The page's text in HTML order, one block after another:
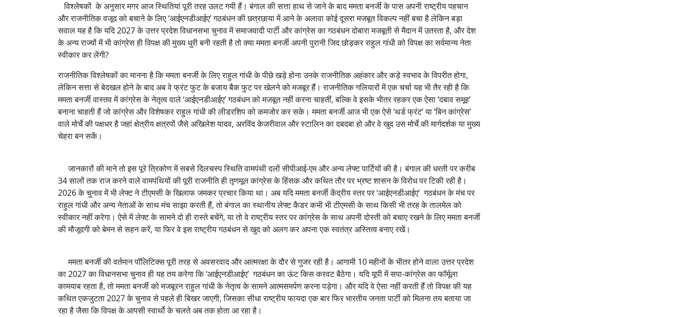
विश्लेषकों के अनुसार मगर आज स्थितियां पूरी तरह उलट गयी हैं। बंगाल की सत्ता हाथ से जाने के बाद ममता बनर्जी के पास अपनी राष्ट्रीय पहचान
और राजनीतिक वजूद को बचाने के लिए ‘आईएनडीआईए’ गठबंधन की छत्रछाया में आने के अलावा कोई दूसरा मजबूत विकल्प नहीं बचा है लेकिन बड़ा
सवाल यह है कि यदि 2027 के उत्तर प्रदेश विधानसभा चुनाव में समाजवादी पार्टी और कांग्रेस का गठबंधन दोबारा मजबूती से मैदान में उतरता है, और देश
के अन्य राज्यों में भी कांग्रेस ही विपक्ष की मुख्य धुरी बनी रहती है तो क्या ममता बनर्जी अपनी पुरानी जिद छोड़कर राहुल गांधी को विपक्ष का सर्वमान्य नेता
स्वीकार कर लेंगी?
राजनीतिक विश्लेषकों का मानना है कि ममता बनर्जी के लिए राहुल गांधी के पीछे खड़े होना उनके राजनीतिक अहंकार और कड़े स्वभाव के विपरीत होगा,
लेकिन सत्ता से बेदखल होने के बाद अब वे फ्रंट फुट के बजाय बैक फुट पर खेलने को मजबूर हैं। राजनीतिक गलियारों में एक चर्चा यह भी तैर रही है कि
ममता बनर्जी वास्तव में कांग्रेस के नेतृत्व वाले ‘आईएनडीआईए’ गठबंधन को मजबूत नहीं करना चाहतीं, बल्कि वे इसके भीतर रहकर एक ऐसा ‘दबाव समूह’
बनाना चाहती हैं जो कांग्रेस और विशेषकर राहुल गांधी की लीडरशिप को कमजोर कर सके। ममता बनर्जी आज भी एक ऐसे ‘थर्ड फ्रंट’ या ‘बिन कांग्रेस’
वाले मोर्चे की पक्षधर है जहां क्षेत्रीय क्षत्रपों जैसे अखिलेश यादव, अरविंद केजरीवाल और स्टालिन का दबदबा हो और वे खुद उस मोर्चे की मार्गदर्शक या मुख्य
चेहरा बन सकें।
जानकारों की माने तो इस पूरे त्रिकोण में सबसे दिलचस्प स्थिति वामपंथी दलों सीपीआई-एम और अन्य लेफ्ट पार्टियों की है। बंगाल की धरती पर करीब
34 सालों तक राज करने वाले वामपंथियों की पूरी राजनीति ही तृणमूल कांग्रेस के हिंसक और कथित तौर पर भ्रष्ट शासन के विरोध पर टिकी रही है।
2026 के चुनाव में भी लेफ्ट ने टीएमसी के खिलाफ जमकर प्रचार किया था। अब यदि ममता बनर्जी केंद्रीय स्तर पर ‘आईएनडीआईए’ गठबंधन के मंच पर
राहुल गांधी और अन्य नेताओं के साथ मंच साझा करती हैं, तो बंगाल का स्थानीय लेफ्ट कैडर कभी भी टीएमसी के साथ किसी भी तरह के तालमेल को
स्वीकार नहीं करेगा। ऐसे में लेफ्ट के सामने दो ही रास्ते बचेंगे, या तो वे राष्ट्रीय स्तर पर कांग्रेस के साथ अपनी दोस्ती को बचाए रखने के लिए ममता बनर्जी
की मौजूदगी को बेमन से सहन करें, या फिर वे इस राष्ट्रीय गठबंधन से खुद को अलग कर अपना एक स्वतंत्र अस्तित्व बनाए रखें।
ममता बनर्जी की वर्तमान पॉलिटिक्स पूरी तरह से अवसरवाद और आत्मरक्षा के दौर से गुजर रही है। आगामी 10 महीनों के भीतर होने वाला उत्तर प्रदेश
का 2027 का विधानसभा चुनाव ही यह तय करेगा कि ‘आईएनडीआईए’ गठबंधन का ऊंट किस करवट बैठेगा। यदि यूपी में सपा-कांग्रेस का फॉर्मूला
कामयाब रहता है, तो ममता बनर्जी को मजबूरन राहुल गांधी के नेतृत्व के सामने आत्मसमर्पण करना पड़ेगा। और यदि वे ऐसा नहीं करती हैं तो विपक्ष की यह
कथित एकजुटता 2027 के चुनाव से पहले ही बिखर जाएगी, जिसका सीधा राष्ट्रीय फायदा एक बार फिर भारतीय जनता पार्टी को मिलना तय बताया जा
रहा है जैसा कि विपक्ष के आपसी स्वार्थो के चलते अब तक होता आ रहा है।